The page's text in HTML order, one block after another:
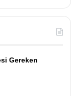
Gereken